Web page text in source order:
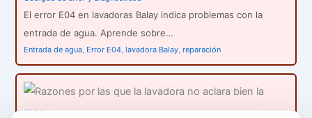
El error E04 en lavadoras Balay indica problemas con la
entrada de agua. Aprende sobre…
Entrada de agua, Error E04,lavadora Balay,reparación